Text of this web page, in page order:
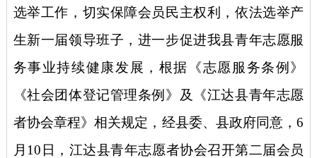
选举工作，切实保障会员民主权利，依法选举产
生新一届领导班子，进一步促进我县青年志愿服
务事业持续健康发展，根据《志愿服务条例》
《社会团体登记管理条例》及《江达县青年志愿
者协会章程》相关规定，经县委、县政府同意，6
月10日，江达县青年志愿者协会召开第二届会员